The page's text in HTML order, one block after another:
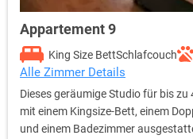
Appartement 9
King Size BettSchlafcouch
Alle Zimmer Details
Dieses geräumige Studio für bis
mit einem Kingsize-Bett, einem
und einem Badezimmer